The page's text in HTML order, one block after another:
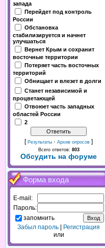
запада
Перейдет под контроль
России
Обстановка
стабилизируется и начнет
улучшаться
Вернет Крым и сохранит
восточные территории
Потеряет часть восточных
территорий
Обнищает и влезет в долги
Станет независимой и
процветающей
Отвоюет часть западных
областей России
2
[ Результаты · Архив опросов ]
Всего ответов: 803
Обсудить на форуме
Форма входа
E-mail:
Пароль:
запомнить
Забыл пароль
Регистрация
или